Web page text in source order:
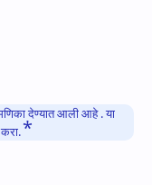
देण्यात आली आहे . या